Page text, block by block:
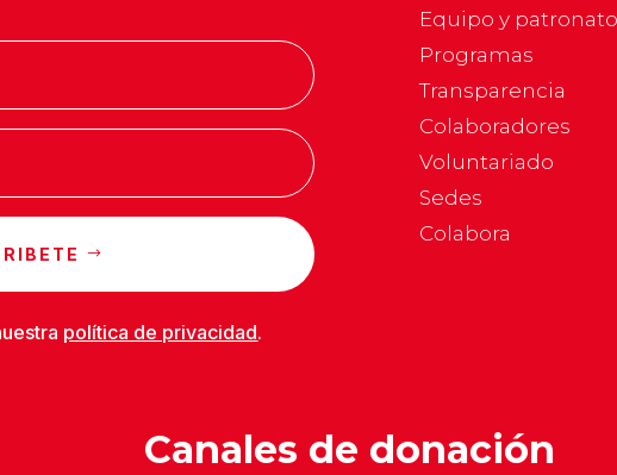
política de privacidad.
Equipo y patronato
Programas
Transparencia
Colaboradores
Voluntariado
Sedes
Colabora
Canales de donación